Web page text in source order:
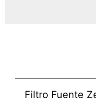
Filtro Fuente